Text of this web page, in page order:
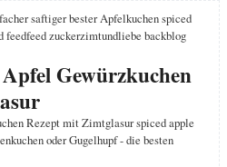
Gewürzkuchen
Rezept mit Zimtglasur spiced apple
oder Gugelhupf - die besten